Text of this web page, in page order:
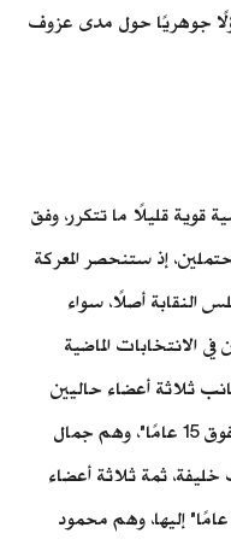
جوهريًا حول مدى عزوف
تنافسية قوية قليلًا ما تتكرر، وفق
إذ ستنحصر المعركة
النقابة أصلًا، سواء
الانتخابات الماضية
ثلاثة أعضاء حاليين
تشملهم انتخابات التجديد في مقاعد "فوق 15 عامًا"، وهم جمال
ثمة ثلاثة أعضاء
آخرون سيصعدون من مقاعد "تحت 15 عامًا" إليها، وهم محمود